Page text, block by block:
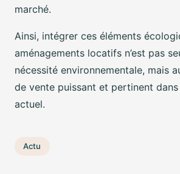
marché.
Ainsi, intégrer ces éléments
aménagements locatifs n’est pas
nécessité environnementale, mais
de vente puissant et pertinent
actuel.
Actu